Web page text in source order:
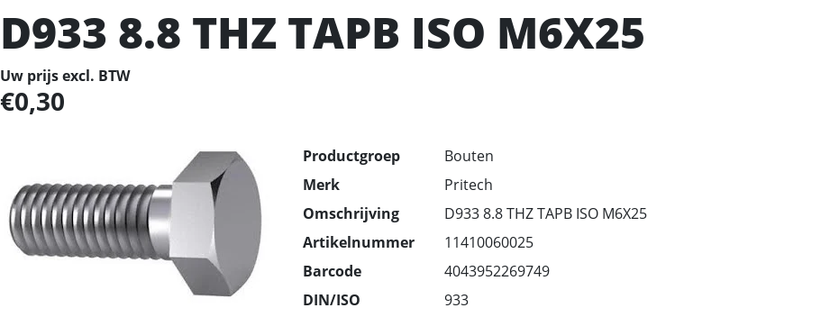
D933 8.8 THZ TAPB ISO M6X25
Uw prijs excl. BTW
0,30
Productgroep
Bouten
Merk
Pritech
Omschrijving
D933 8.8 THZ TAPB ISO M6X25
Artikelnummer
11410060025
Barcode
4043952269749
DIN/ISO
933